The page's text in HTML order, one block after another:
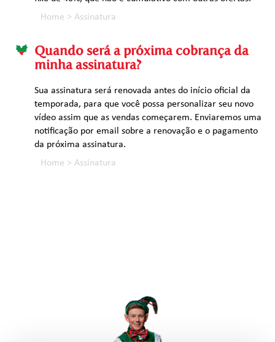
Home > Assinatura
Quando será a próxima cobrança da
minha assinatura?
Sua assinatura será renovada antes do início oficial da
temporada, para que você possa personalizar seu novo
vídeo assim que as vendas começarem. Enviaremos uma
notificação por email sobre a renovação e o pagamento
da próxima assinatura.
Home > Assinatura